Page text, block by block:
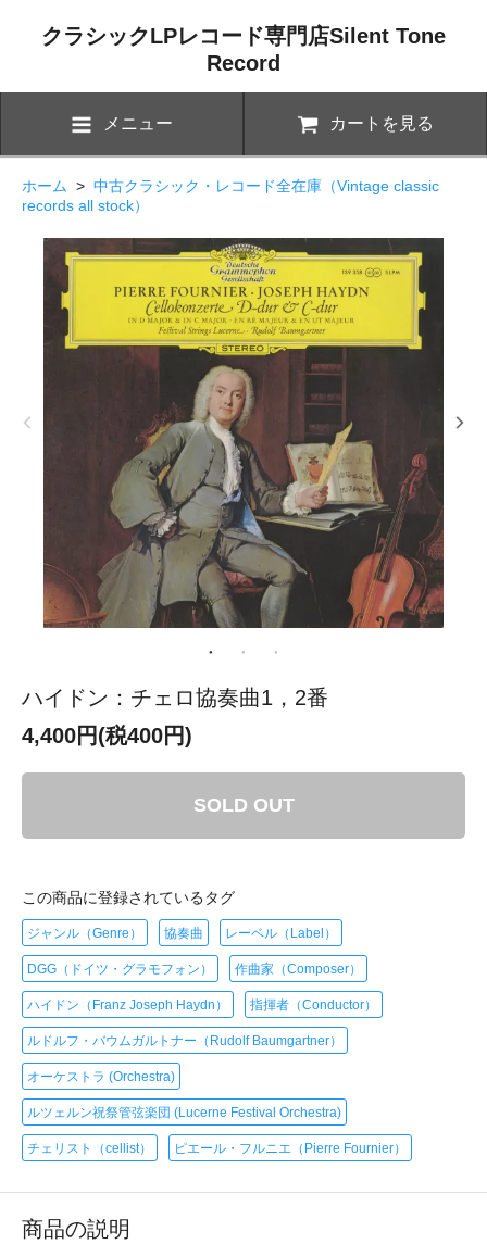
クラシックLPレコード専門店Silent Tone
Record
メニュー カートを見る
ホーム > 中古クラシック・レコード全在庫（Vintage classic
records all stock）
ハイドン：チェロ協奏曲1，2番
4,400円(税400円)
SOLD OUT
この商品に登録されているタグ
ジャンル（Genre） 協奏曲 レーベル（Label）
DGG（ドイツ・グラモフォン） 作曲家（Composer）
ハイドン（Franz Joseph Haydn） 指揮者（Conductor）
ルドルフ・バウムガルトナー（Rudolf Baumgartner）
オーケストラ (Orchestra)
ルツェルン祝祭管弦楽団 (Lucerne Festival Orchestra)
チェリスト（cellist） ピエール・フルニエ（Pierre Fournier）
商品の説明